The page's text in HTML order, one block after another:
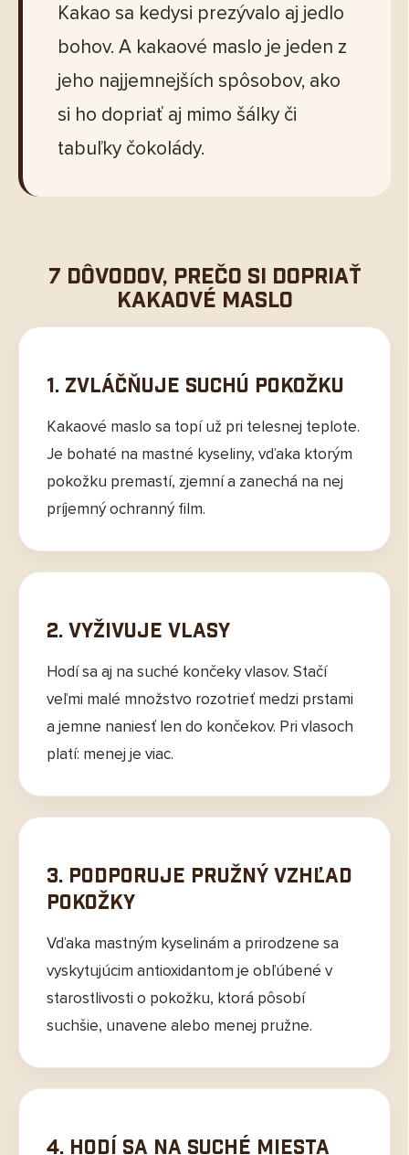
Kakao sa kedysi prezývalo aj jedlo
bohov. A kakaové maslo je jeden z
jeho najjemnejších spôsobov, ako
si ho dopriať aj mimo šálky či
tabuľky čokolády.
7 dôvodov, prečo si dopriať
kakaové maslo
1. Zvláčňuje suchú pokožku
Kakaové maslo sa topí už pri telesnej teplote.
Je bohaté na mastné kyseliny, vďaka ktorým
pokožku premastí, zjemní a zanechá na nej
príjemný ochranný film.
2. Vyživuje vlasy
Hodí sa aj na suché končeky vlasov. Stačí
veľmi malé množstvo rozotrieť medzi prstami
a jemne naniesť len do končekov. Pri vlasoch
platí: menej je viac.
3. Podporuje pružný vzhľad
pokožky
Vďaka mastným kyselinám a prirodzene sa
vyskytujúcim antioxidantom je obľúbené v
starostlivosti o pokožku, ktorá pôsobí
suchšie, unavene alebo menej pružne.
4. Hodí sa na suché miesta